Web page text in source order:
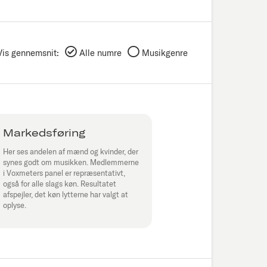
gennemsnit: Alle numre Musikgenre
Markedsføring
Her ses andelen af mænd og kvinder, der
synes godt om musikken. Medlemmerne
i Voxmeters panel er repræsentativt,
også for alle slags køn. Resultatet
afspejler, det køn lytterne har valgt at
oplyse.